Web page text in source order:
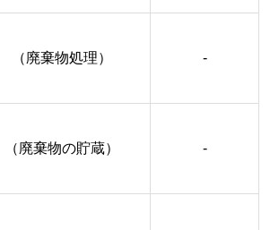
（廃棄物処理） -
（廃棄物の貯蔵） -